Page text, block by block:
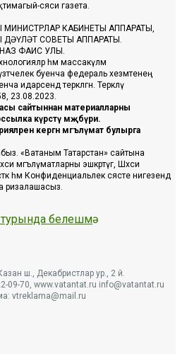
сәяси газета.
МИНИСТРЛАР КАБИНЕТЫ АППАРАТЫ,
ДӘҮЛӘТ СОВЕТЫ АППАРАТЫ.
ФАИС УЛЫ.
һәм массакүләм
буенча федераль хезмәтенең
идарәсендә теркәлгән. Теркәлү
23.08.2023.
сайтыннан материалларны
күрсәтү мәҗбүри.
кергән мәгълүмат булырга
«Ватаным Татарстан» сайтына
мәгълүматларны эшкәртүгә, Шәхси
һәм Конфиденциальлек сәясәте нигезендә
ризалашасыз.
белешмә
ш., Декабристлар ур., 2 й.
09-70, www.vatantat.ru info@vatantat.ru
vtreklama@mail.ru